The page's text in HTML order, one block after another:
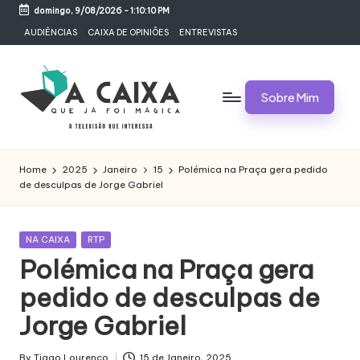
content
domingo, 9/08/2026-1:10:11 PM
AUDIÊNCIAS CAIXA DE OPINIÕES ENTREVISTAS
A
C
A
I
X
A
Q
U
Programas,
e
Bastidores
Sobre Mim
Home 2025 Janeiro 15
Polémica na Praça gera pedido
de desculpas de Jorge Gabriel
Posted
NA CAIXA RTP
Polémica na Praça gera
pedido de desculpas de
Jorge Gabriel